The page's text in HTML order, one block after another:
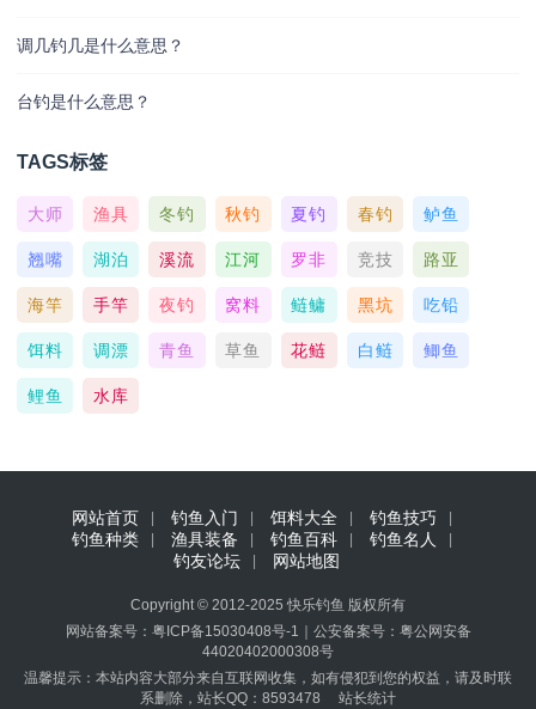
调几钓几是什么意思？
台钓是什么意思？
TAGS标签
大师 渔具 冬钓 秋钓 夏钓 春钓 鲈鱼
翘嘴 湖泊 溪流 江河 罗非 竞技 路亚
海竿 手竿 夜钓 窝料 鲢鳙 黑坑 吃铅
饵料 调漂 青鱼 草鱼 花鲢 白鲢 鲫鱼
鲤鱼 水库
网站首页 钓鱼入门 饵料大全
钓鱼技巧
钓鱼种类
渔具装备 钓鱼百科
钓鱼名人
钓友论坛
网站地图
Copyright © 2012-2025快乐钓鱼 版权所有
网站备案号： 粤ICP备15030408号-1 ｜ 公安备案号： 粤公网安备
44020402000308号
温馨提示：本站内容大部分来自互联网收集，如有侵犯到您的权益，请及时联
系删除，站长QQ：8593478 站长统计